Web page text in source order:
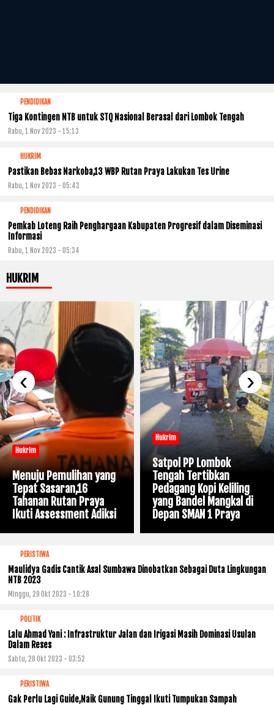
PENDIDIKAN
Tiga Kontingen NTB untuk STQ Nasional Berasal dari Lombok Tengah
Rabu, 1 Nov 2023 - 15:13
HUKRIM
Pastikan Bebas Narkoba,13 WBP Rutan Praya Lakukan Tes Urine
Rabu, 1 Nov 2023 - 05:43
PENDIDIKAN
Pemkab Loteng Raih Penghargaan Kabupaten Progresif dalam Diseminasi
Informasi
Rabu, 1 Nov 2023 - 05:34
HUKRIM
Hukrim
Menuju Pemulihan yang
Tepat Sasaran,16
Tahanan Rutan Praya
Ikuti Assessment Adiksi
Hukrim
Satpol PP Lombok
Tengah Tertibkan
Pedagang Kopi Keliling
yang Bandel Mangkal di
Depan SMAN 1 Praya
‹ ›
PERISTIWA
Maulidya Gadis Cantik Asal Sumbawa Dinobatkan Sebagai Duta Lingkungan
NTB 2023
Minggu, 29 Okt 2023 - 10:28
POLITIK
Lalu Ahmad Yani : Infrastruktur Jalan dan Irigasi Masih Dominasi Usulan
Dalam Reses
Sabtu, 28 Okt 2023 - 03:52
PERISTIWA
Gak Perlu Lagi Guide,Naik Gunung Tinggal Ikuti Tumpukan Sampah